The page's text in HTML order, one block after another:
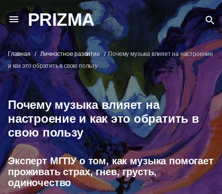
PRIZMA
Главная Личностное развитие
Почему музыка влияет на настроение
и как это обратить в свою пользу
Почему музыка влияет на
настроение и как это обратить в
свою пользу
Эксперт МГПУ о том, как музыка помогает
проживать страх, гнев, грусть,
одиночество